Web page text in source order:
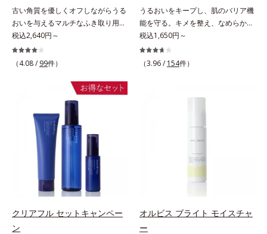
8アイテム分の機能を3ステップに集
約し、よりシンプルなお手入れで、
ハリ・ツヤのある好印象な清潔透明
肌(*1)へ導きます。*1 うるおいによ
る透明感のある肌*2 男性の顔画像
像に対して、頬全体に輝度分布がな
だらかな光（ツヤ）があると、爽や
かさ印象が高く評価されたこと*3
2022年12月22日時点で、科学文献
データベースPubMed及びGoogle
scholarにより国内化粧品業界にお
いて該当文献がないことを確認（ポ
ーラ化成研究所調べ）
(*5)」。肌のうるおいを引き出し・
高めて、ハリ感あふれる肌へと導き
ます。うるおいに満ちたゆらがない
肌をご体感いただくために設計され
た3ステップで、いつも力強く美し
れのこと*3 デクスパンテノール
W*4 2022年5月 Mintel社データベ
ース及び先行技術調査による当社調
べ*5 オトギリソウエキス配合＝肌
にうるおいを与え、うるおいに満ち
たハリツヤ肌へ導く保湿成分
古い角質を優しくオフしながらうる
おいを与えるマルチなふき取り用美
容液。ごわつき、黄ぐすみなど、さ
まざまな年齢肌悩みに関わる角層の
糖化。角層が糖化する前に(*)やさし
いを届ける、欲張りな大人のための
角質ケアです。古くなった角層をオ
イル成分が優しくほぐしてからふき
取り、美容保湿成分のリッチメドウ
スイートとユズセラミドがうるおい
を届けると、くもりのないクリアな
肌に。さらにうるおいをキャッチし
て蓄える水性ヴェールを肌の上に形
成することで、次に使う化粧水のな
じみがアップします。週に2～3回、
洗顔後にまろやかな感触のミルクで
税込2,640円～
（4.08 / 99件）
うるおいをキープし、肌のバリア機
能を守る。キメを整え、なめらかな
肌にするニキビ対策保湿液。「ニキ
ビをくり返してしまう」「毛穴目立
ちが気になる」「マスク生活であご
本原因「肌のバリア機能の低下」
肌をいたわりながらうるおいを与
え、バリア機能を維持。ニキビがで
きにくい肌を目指します。さらにビ
の整肌成分(*1)から成る「ナノVCシ
税込1,650円～
（3.96 / 154件）
クリアフル セットキャンペー
ン
オルビス ブライト モイスチャ
ー